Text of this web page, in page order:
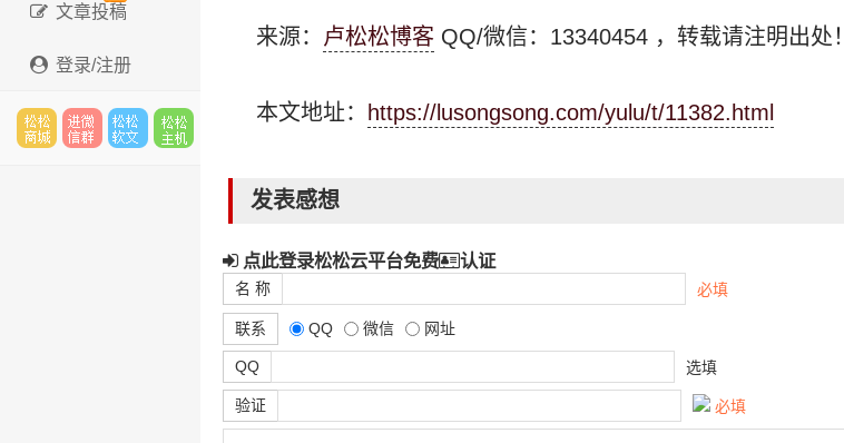
文章投稿
登录/注册
来源： 卢松松博客 QQ/微信：13340454 ，转载请注明出处！
本文地址： https://lusongsong.com/yulu/t/11382.html
发表感想
点此登录松松云平台免费 认证
名 称 必填
联系 QQ 微信 网址
QQ 选填
验证 必填